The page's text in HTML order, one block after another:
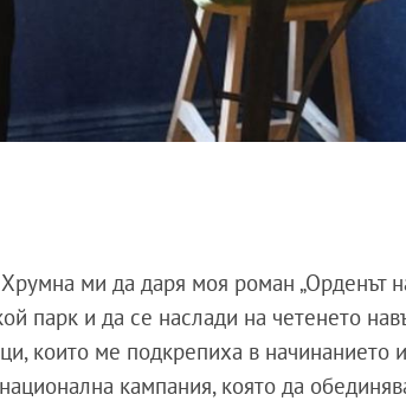
ми да даря моя роман „Орденът
парк и да се наслади на четенето
които ме подкрепиха в начинанието
кампания, която да